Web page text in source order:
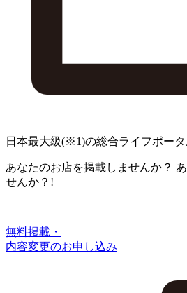
日本最大級(※1)の総合ライフポータ
あなたのお店を掲載しませんか？
せんか？!
無料掲載・
内容変更のお申し込み